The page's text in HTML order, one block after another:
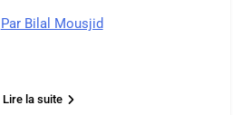
Par Bilal Mousjid
Lire la suite